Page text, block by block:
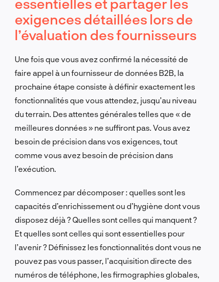
exigences détaillées lors de
l’évaluation des fournisseurs
Une fois que vous avez confirmé la nécessité de
faire appel à un fournisseur de données B2B, la
prochaine étape consiste à définir exactement les
fonctionnalités que vous attendez, jusqu’au niveau
du terrain. Des attentes générales telles que « de
meilleures données » ne suffiront pas. Vous avez
besoin de précision dans vos exigences, tout
comme vous avez besoin de précision dans
l’exécution.
Commencez par décomposer : quelles sont les
capacités d’enrichissement ou d’hygiène dont vous
disposez déjà ? Quelles sont celles qui manquent ?
Et quelles sont celles qui sont essentielles pour
l’avenir ? Définissez les fonctionnalités dont vous ne
pouvez pas vous passer, l’acquisition directe des
numéros de téléphone, les firmographies globales,